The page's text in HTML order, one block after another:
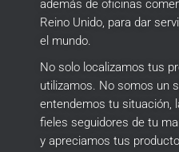
además de oficinas
Reino Unido, para dar
el mundo.
No solo localizamos tus
utilizamos. No somos un
entendemos tu situación,
fieles seguidores de tu
y apreciamos tus